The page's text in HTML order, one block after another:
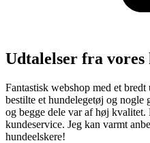
Udtalelser fra vores
Fantastisk webshop med et
bestilte et hundelegetøj og
og begge dele var af høj
kundeservice. Jeg kan varmt
hundeelskere!